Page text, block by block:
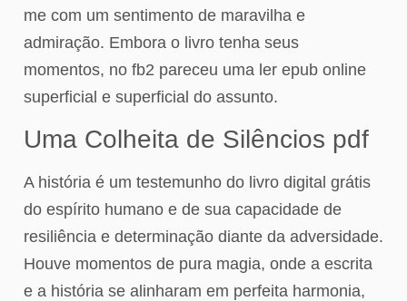
me com um sentimento de maravilha e
admiração. Embora o livro tenha seus
momentos, no fb2 pareceu uma ler epub online
superficial e superficial do assunto.
Uma Colheita de Silêncios pdf
A história é um testemunho do livro digital grátis
do espírito humano e de sua capacidade de
resiliência e determinação diante da adversidade.
Houve momentos de pura magia, onde a escrita
e a história se alinharam em perfeita harmonia,